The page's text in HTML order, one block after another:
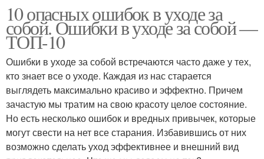
10 опасных ошибок в уходе за
собой. Ошибки в уходе за собой —
ТОП-10
Ошибки в уходе за собой встречаются часто даже у тех,
кто знает все о уходе. Каждая из нас старается
выглядеть максимально красиво и эффектно. Причем
зачастую мы тратим на свою красоту целое состояние.
Но есть несколько ошибок и вредных привычек, которые
могут свести на нет все старания. Избавившись от них
возможно сделать уход эффективнее и внешний вид